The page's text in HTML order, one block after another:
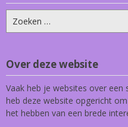
Zoeken
naar:
Over deze website
Vaak heb je websites over
heb deze website opgericht
het hebben van een brede